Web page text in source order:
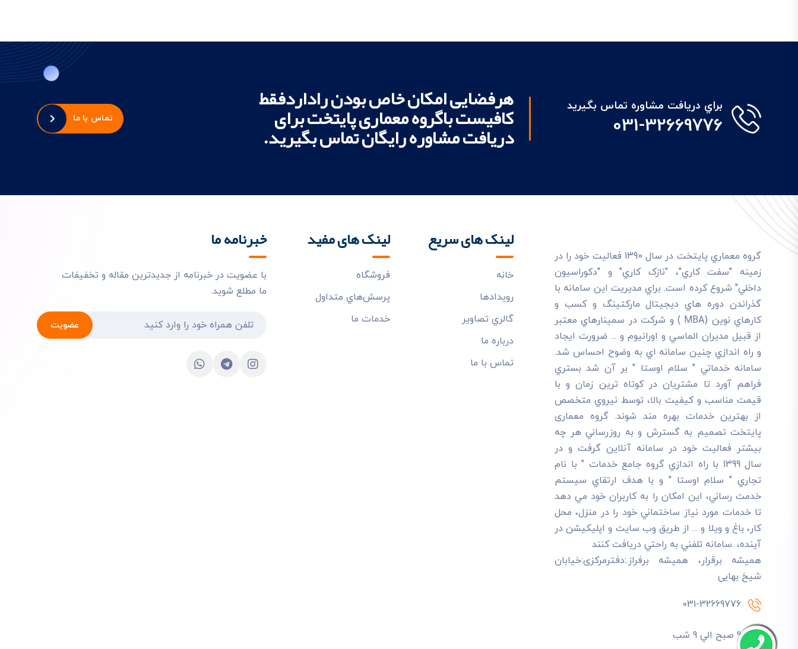
براي دريافت مشاوره تماس بگيريد
031-32669776
هرفضایی امکان خاص بودن راداردفقط
کافیست باگروه معماری پایتخت برای
دریافت مشاوره رایگان تماس بگیرید.
تماس با ما
گروه معماري پايتخت در سال 1390 فعاليت خود را در
زمينه "سفت کاري"، "نازک کاري" و "دکوراسيون
داخلي" شروع کرده است. براي مديريت اين سامانه با
گذراندن دوره هاي ديجيتال مارکتينگ و کسب و
کارهاي نوين (MBA ) و شرکت در سمينارهاي معتبر
از قبيل مديران الماسي و اورانيوم و ... ضرورت ايجاد
و راه اندازي چنين سامانه اي به وضوح احساس شد.
سامانه خدماتي " سلام اوستا " بر آن شد بستري
فراهم آورد تا مشتريان در کوتاه ترين زمان و با
قيمت مناسب و کيفيت بالا، توسط نيروي متخصص
از بهترين خدمات بهره مند شوند. گروه معماری
پایتخت تصميم به گسترش و به روزرساني هر چه
بيشتر فعاليت خود در سامانه آنلاين گرفت و در
سال 1399 با راه اندازي گروه جامع خدمات " با نام
تجاري " سلام اوستا " و با هدف ارتقاي سيستم
خدمت رساني، اين امکان را به کاربران خود مي دهد
تا خدمات مورد نياز ساختماني خود را در منزل، محل
کار، باغ و ويلا و ... از طريق وب سايت و اپليکيشن در
آينده، .سامانه تلفني به راحتي دريافت کنند
هميشه برقرار، هميشه برفراز.:دفترمرکزی:خیابان
شیخ بهایی
031-32669776
9 صبح الي 9 شب
لینک های سریع
خانه
رويدادها
گالري تصاوير
درباره ما
تماس با ما
لینک های مفید
فروشگاه
پرسش‌هاي متداول
خدمات ما
خبرنامه ما
با عضویت در خبرنامه از جدیدترین مقاله و تخفیفات
ما مطلع شوید.
عضویت